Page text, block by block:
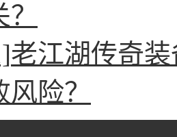
老江湖传奇
险？